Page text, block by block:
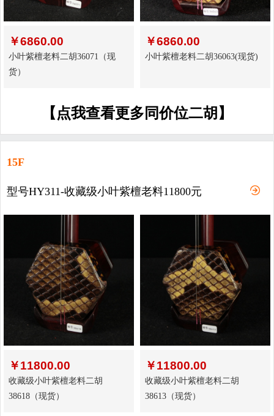
￥6860.00
小叶紫檀老料二胡36071（现
货）
￥6860.00
小叶紫檀老料二胡36063(现货)
【点我查看更多同价位二胡】
15F
型号HY311-收藏级小叶紫檀老料11800元
￥11800.00
收藏级小叶紫檀老料二胡
38618（现货）
￥11800.00
收藏级小叶紫檀老料二胡
38613（现货）